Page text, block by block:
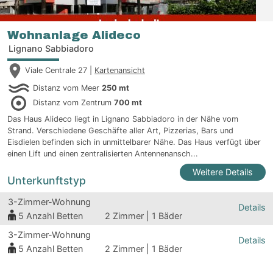
Wohnanlage Alideco
Lignano Sabbiadoro
Viale Centrale 27 | Kartenansicht
Distanz vom Meer 250 mt
Distanz vom Zentrum 700 mt
Das Haus Alideco liegt in Lignano Sabbiadoro in der Nähe vom
Strand. Verschiedene Geschäfte aller Art, Pizzerias, Bars und
Eisdielen befinden sich in unmittelbarer Nähe. Das Haus verfügt über
einen Lift und einen zentralisierten Antennenansch...
Weitere Details
Unterkunftstyp
3-Zimmer-Wohnung
5 Anzahl Betten 2 Zimmer | 1 Bäder
Details
3-Zimmer-Wohnung
5 Anzahl Betten 2 Zimmer | 1 Bäder
Details